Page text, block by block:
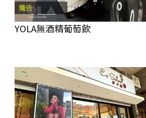
廣告
YOLA無酒精葡萄飲